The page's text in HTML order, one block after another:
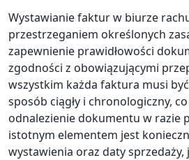
Wystawianie faktur w biurze
przestrzeganiem określonych
zapewnienie prawidłowości
zgodności z obowiązującymi
wszystkim każda faktura musi
sposób ciągły i chronologiczny,
odnalezienie dokumentu w razie
istotnym elementem jest
wystawienia oraz daty sprzedaży,